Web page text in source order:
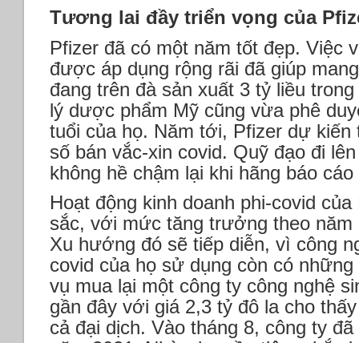
Tương lai đầy triển vọng của
Pfizer đã có một năm tốt đẹp. Việc
được áp dụng rộng rãi đã giúp
đang trên đà sản xuất 3 tỷ liều
lý dược phẩm Mỹ cũng vừa phê
tuổi của họ. Năm tới, Pfizer dự kiến
số bán vắc-xin covid. Quỹ đạo đi
không hề chậm lại khi hãng báo
Hoạt động kinh doanh phi-covid
sắc, với mức tăng trưởng theo năm
Xu hướng đó sẽ tiếp diễn, vì công
covid của họ sử dụng còn có
vụ mua lại một công ty công nghệ
gần đây với giá 2,3 tỷ đô la cho
cả đại dịch. Vào tháng 8, công ty